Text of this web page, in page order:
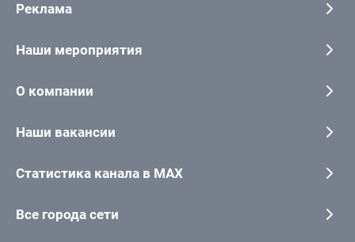
Реклама
Наши мероприятия
О компании
Наши вакансии
Статистика канала в MAX
Все города сети